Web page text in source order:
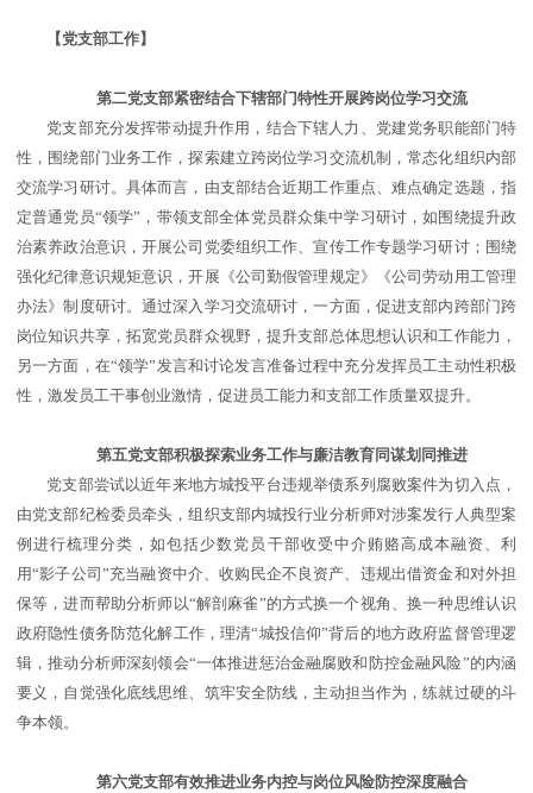
【党支部工作】
第二党支部紧密结合下辖部门特性开展跨岗位学习交流
党支部充分发挥带动提升作用，结合下辖人力、党建党务职能部门特
性，围绕部门业务工作，探索建立跨岗位学习交流机制，常态化组织内部
交流学习研讨。具体而言，由支部结合近期工作重点、难点确定选题，指
定普通党员“领学”，带领支部全体党员群众集中学习研讨，如围绕提升政
治素养政治意识，开展公司党委组织工作、宣传工作专题学习研讨；围绕
强化纪律意识规矩意识，开展《公司勤假管理规定》《公司劳动用工管理
办法》制度研讨。通过深入学习交流研讨，一方面，促进支部内跨部门跨
岗位知识共享，拓宽党员群众视野，提升支部总体思想认识和工作能力，
另一方面，在“领学”发言和讨论发言准备过程中充分发挥员工主动性积极
性，激发员工干事创业激情，促进员工能力和支部工作质量双提升。
第五党支部积极探索业务工作与廉洁教育同谋划同推进
党支部尝试以近年来地方城投平台违规举债系列腐败案件为切入点，
由党支部纪检委员牵头，组织支部内城投行业分析师对涉案发行人典型案
例进行梳理分类，如包括少数党员干部收受中介贿赂高成本融资、利
用“影子公司”充当融资中介、收购民企不良资产、违规出借资金和对外担
保等，进而帮助分析师以“解剖麻雀”的方式换一个视角、换一种思维认识
政府隐性债务防范化解工作，理清“城投信仰”背后的地方政府监督管理逻
辑，推动分析师深刻领会“一体推进惩治金融腐败和防控金融风险”的内涵
要义，自觉强化底线思维、筑牢安全防线，主动担当作为，练就过硬的斗
争本领。
第六党支部有效推进业务内控与岗位风险防控深度融合